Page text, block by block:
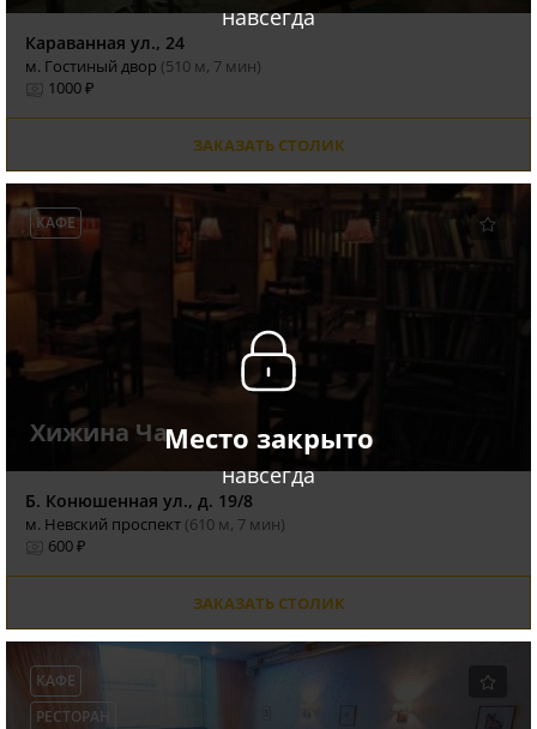
навсегда
Караванная ул., 24
м. Гостиный двор (510 м, 7 мин)
1000 ₽
ЗАКАЗАТЬ СТОЛИК
Место закрыто
навсегда
КАФЕ
Хижина Ча
Б. Конюшенная ул., д. 19/8
м. Невский проспект (610 м, 7 мин)
600 ₽
ЗАКАЗАТЬ СТОЛИК
КАФЕ
РЕСТОРАН